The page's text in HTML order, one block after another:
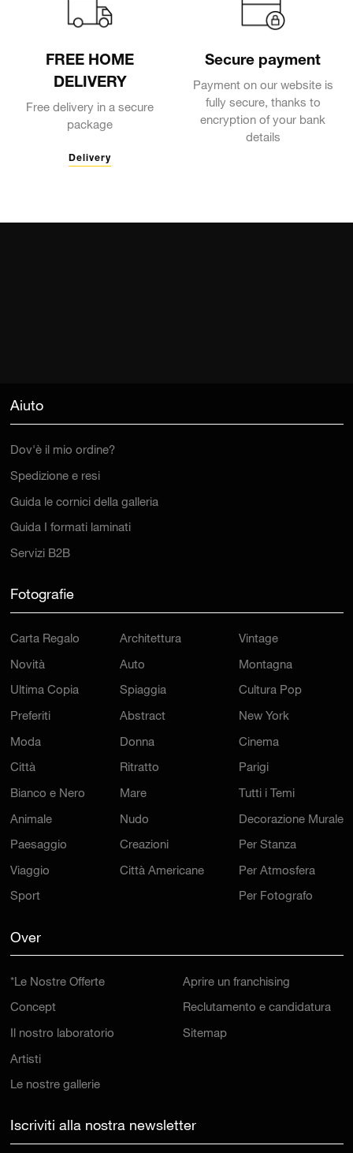
FREE HOME
DELIVERY
Free delivery in a secure
package
Delivery
Secure payment
Payment on our website is
fully secure, thanks to
encryption of your bank
details
Aiuto
Dov'è il mio ordine?
Spedizione e resi
Guida le cornici della galleria
Guida I formati laminati
Servizi B2B
Fotografie
Carta Regalo
Novità
Ultima Copia
Preferiti
Moda
Città
Bianco e Nero
Animale
Paesaggio
Viaggio
Sport
Architettura
Auto
Spiaggia
Abstract
Donna
Ritratto
Mare
Nudo
Creazioni
Città Americane
Vintage
Montagna
Cultura Pop
New York
Cinema
Parigi
Tutti i Temi
Decorazione Murale
Per Stanza
Per Atmosfera
Per Fotografo
Over
*Le Nostre Offerte
Concept
Il nostro laboratorio
Artisti
Le nostre gallerie
Aprire un franchising
Reclutamento e candidatura
Sitemap
Iscriviti alla nostra newsletter